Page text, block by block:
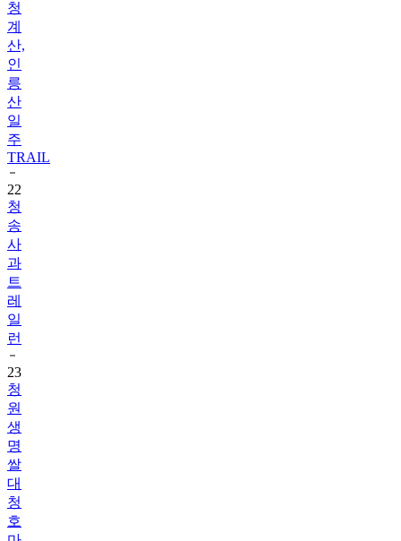
산,
인
릉
산
일
주
TRAIL
22
청
송
사
과
트
레
일
런
23
청
원
생
명
쌀
대
청
호
마
라